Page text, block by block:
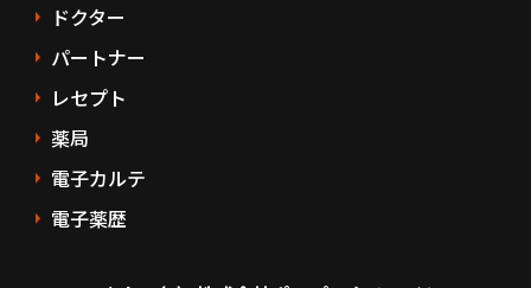
ドクター
パートナー
レセプト
薬局
電子カルテ
電子薬歴